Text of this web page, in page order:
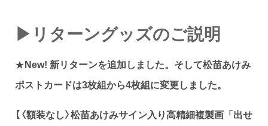
▶︎リターングッズのご説明
★ New! 新リターンを追加しました。そして松苗あけみ
ポストカードは3枚組から4枚組に変更しました。
【〈額装なし〉松苗あけみサイン入り高精細複製画「出せ